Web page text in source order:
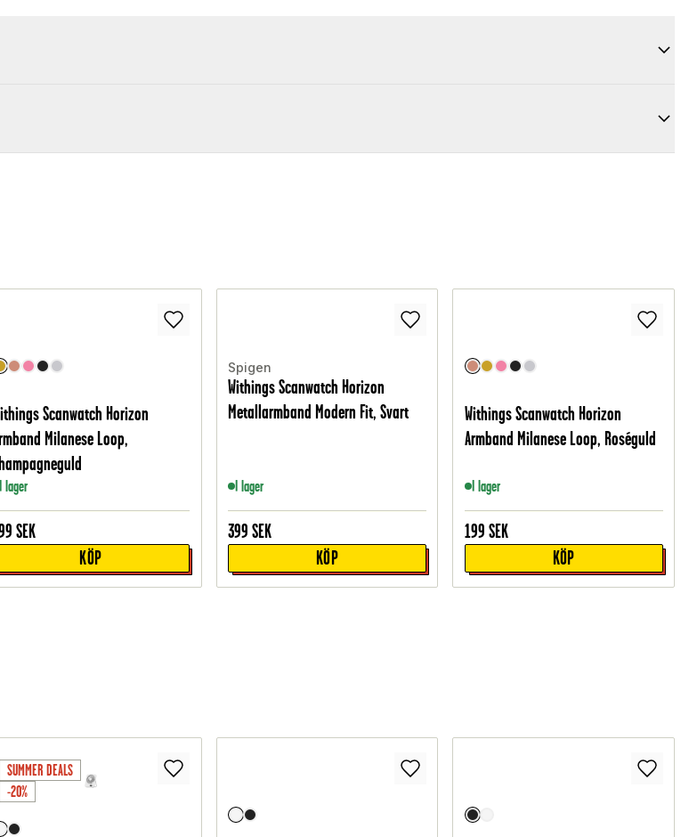
Scanwatch Horizon
Milanese Loop,
lager
SEK
KÖP
Spigen
Withings Scanwatch Horizon
Metallarmband Modern Fit, Svart
I lager
399 SEK
KÖP
Withings Scanwatch Horizon
Armband Milanese Loop, Roséguld
I lager
199 SEK
KÖP
SUMMER DEALS
-20%